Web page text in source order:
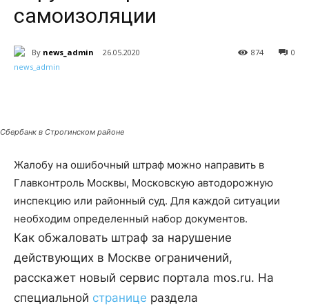
самоизоляции
By news_admin 26.05.2020 0
874
Сбербанк в Строгинском районе
Жалобу на ошибочный штраф можно направить в
Главконтроль Москвы, Московскую автодорожную
инспекцию или районный суд. Для каждой ситуации
необходим определенный набор документов.
Как обжаловать штраф за нарушение
действующих в Москве ограничений,
расскажет новый сервис портала mos.ru. На
специальной странице раздела